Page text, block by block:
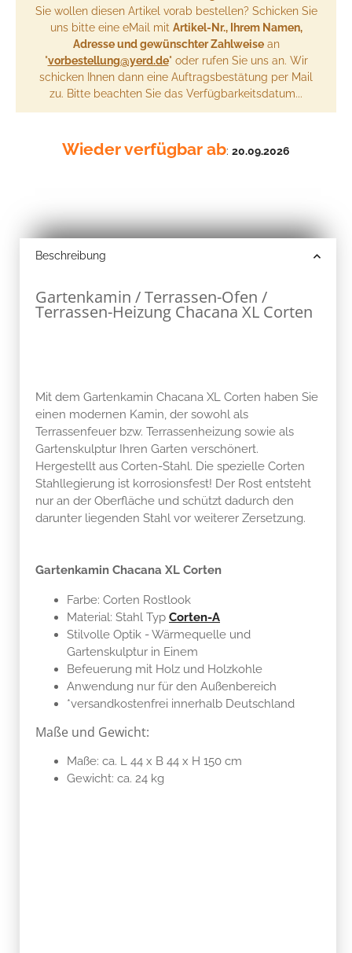
Sie wollen diesen Artikel vorab bestellen? Schicken Sie
uns bitte eine eMail mit Artikel-Nr., Ihrem Namen,
Adresse und gewünschter Zahlweisean
"vorbestellung@yerd.de" oder rufen Sie uns an. Wir
schicken Ihnen dann eine Auftragsbestätung per Mail
zu. Bitte beachten Sie das Verfügbarkeitsdatum...
Wieder verfügbar ab: 20.09.2026
Beschreibung
Gartenkamin / Terrassen-Ofen /
Terrassen-Heizung Chacana XL Corten
Mit dem Gartenkamin Chacana XL Corten haben Sie
einen modernen Kamin, der sowohl als
Terrassenfeuer bzw. Terrassenheizung sowie als
Gartenskulptur Ihren Garten verschönert.
Hergestellt aus Corten-Stahl. Die spezielle Corten
Stahllegierung ist korrosionsfest! Der Rost entsteht
nur an der Oberfläche und schützt dadurch den
darunter liegenden Stahl vor weiterer Zersetzung.
Gartenkamin Chacana XL Corten
Farbe: Corten Rostlook
Material: Stahl Typ Corten-A
Stilvolle Optik - Wärmequelle und
Gartenskulptur in Einem
Befeuerung mit Holz und Holzkohle
Anwendung nur für den Außenbereich
*versandkostenfrei innerhalb Deutschland
Maße und Gewicht:
Maße: ca. L 44 x B 44 x H 150 cm
Gewicht: ca. 24 kg